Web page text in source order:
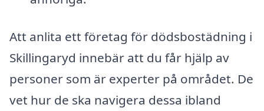
Att anlita ett företag för dödsbostädning i
Skillingaryd innebär att du får hjälp av
personer som är experter på området. De
vet hur de ska navigera dessa ibland